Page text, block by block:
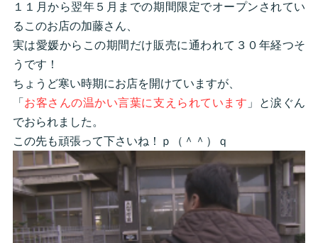
１１月から翌年５月までの期間限定でオープンされてい
るこのお店の加藤さん、
実は愛媛からこの期間だけ販売に通われて３０年経つそ
うです！
ちょうど寒い時期にお店を開けていますが、
「 お客さんの温かい言葉に支えられています 」と涙ぐん
でおられました。
この先も頑張って下さいね！ｐ（＾＾）ｑ